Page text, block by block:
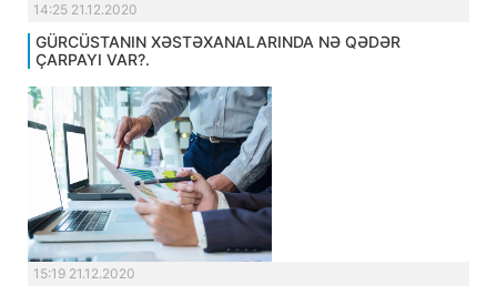
14:25 21.12.2020
GÜRCÜSTANIN XƏSTƏXANALARINDA NƏ QƏDƏR
ÇARPAYI VAR?.
15:19 21.12.2020